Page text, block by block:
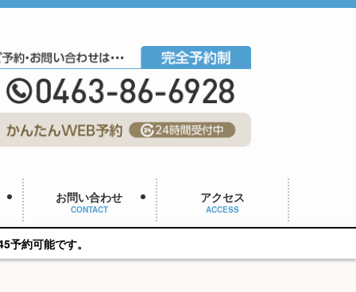
お問い合わせ
CONTACT
アクセス
ACCESS